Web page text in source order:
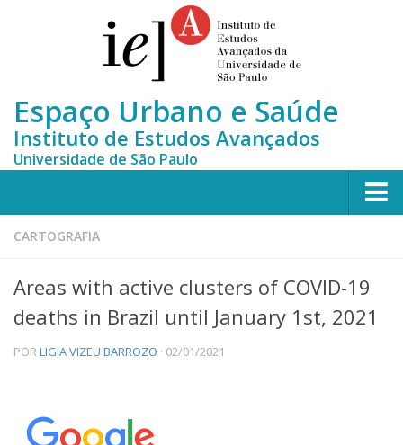
Espaço Urbano e Saúde
Instituto de Estudos Avançados
Universidade de São Paulo
Home
Team
MONITORA-CLUSTERS
Where we are
CARTOGRAFIA
Areas with active clusters of COVID-19
deaths in Brazil until January 1st, 2021
PORLIGIA VIZEU BARROZO · 02/01/2021